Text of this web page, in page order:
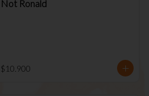
Not Ronald
$10.900